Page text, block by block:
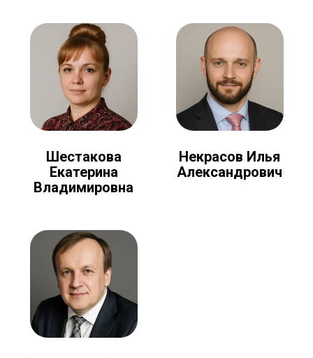
Шестакова
Екатерина
Владимировна
Некрасов Илья
Александрович